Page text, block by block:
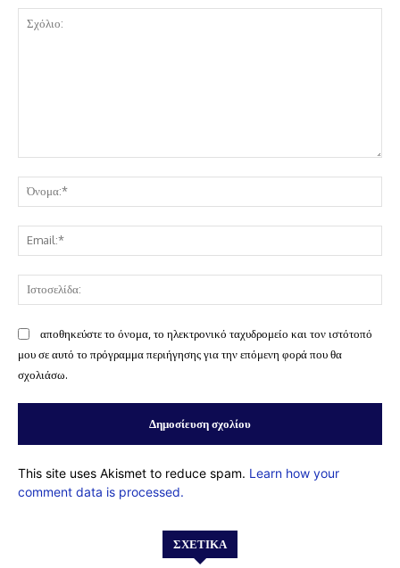
αποθηκεύστε το όνομα, το ηλεκτρονικό ταχυδρομείο και τον ιστότοπό
μου σε αυτό το πρόγραμμα περιήγησης για την επόμενη φορά που θα
σχολιάσω.
This site uses Akismet to reduce spam. Learn how your
comment data is processed.
ΣΧΕΤΙΚΆ